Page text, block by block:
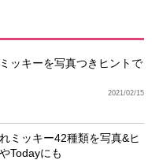
ッキーを写真つきヒントで
2021/02/15
ミッキー42種類を写真&ヒ
Todayにも